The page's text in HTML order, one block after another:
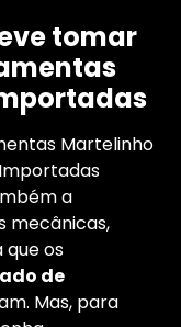
tomar
a
mecânicas,
que os
de
Mas, para